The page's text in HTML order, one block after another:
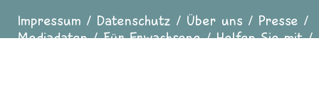
freien Wissenszugang
Der Erfurter Netcode